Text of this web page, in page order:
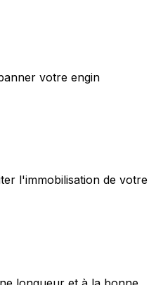
votre engin
l'immobilisation de votre